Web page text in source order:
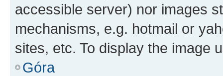
accessible server) nor images
mechanisms, e.g. hotmail or
sites, etc. To display the image
Góra